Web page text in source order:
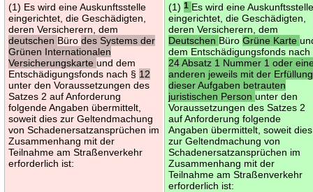
(1) Es wird eine Auskunftsstelle
eingerichtet, die Geschädigten,
deren Versicherern, dem
deutschen Bürodes Systems der
Grünen Internationalen
Versicherungskarteund dem
Entschädigungsfonds nach § 12
unter den Voraussetzungen des
Satzes 2 auf Anforderung
folgende Angaben übermittelt,
soweit dies zur Geltendmachung
von Schadenersatzansprüchen im
Zusammenhang mit der
Teilnahme am Straßenverkehr
erforderlich ist:
(1)1 Es wird eine
eingerichtet, die Geschädigten,
deren Versicherern, dem
Deutschen BüroGrüne Karte
dem Entschädigungsfonds nach
24 Absatz 1 Nummer 1 oder
anderen jeweils mit der Erfüllung
dieser Aufgaben betrauten
juristischen Personunter den
Voraussetzungen des Satzes 2
auf Anforderung folgende
Angaben übermittelt, soweit dies
zur Geltendmachung von
Schadenersatzansprüchen im
Zusammenhang mit der
Teilnahme am Straßenverkehr
erforderlich ist: